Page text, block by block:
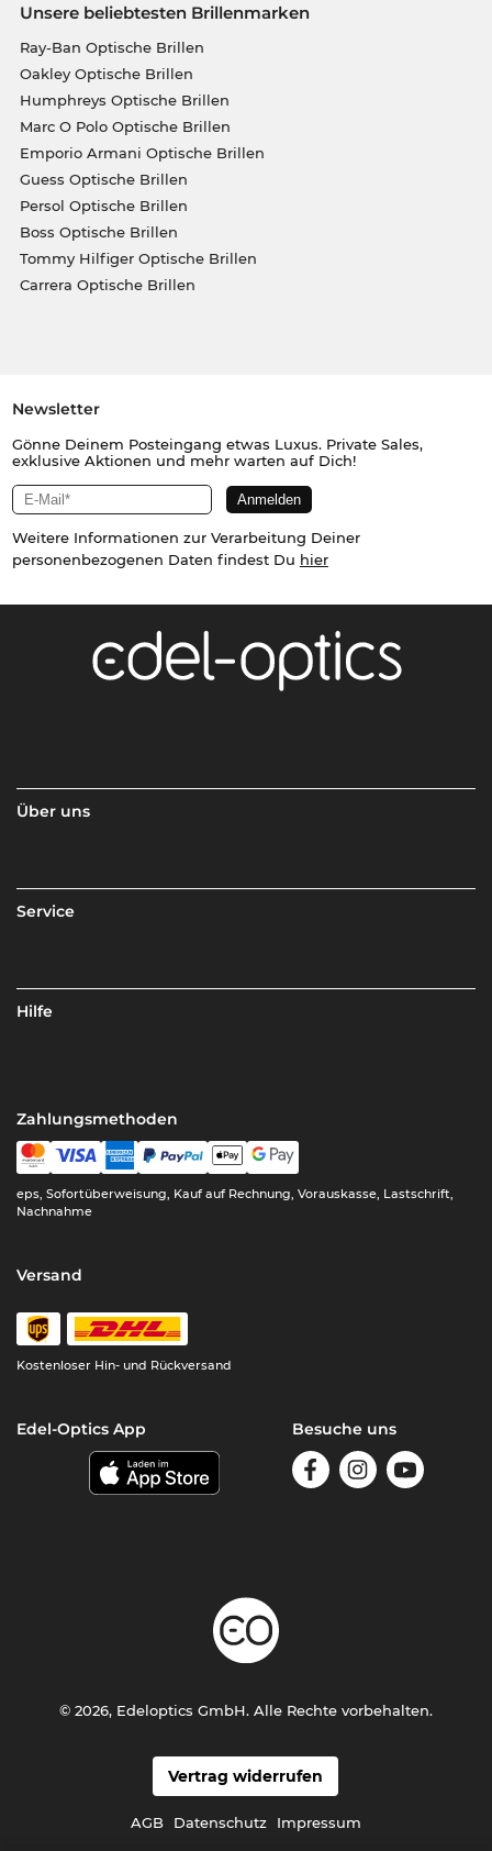
Unsere beliebtesten Brillenmarken
Ray-Ban Optische Brillen
Oakley Optische Brillen
Humphreys Optische Brillen
Marc O Polo Optische Brillen
Emporio Armani Optische Brillen
Guess Optische Brillen
Persol Optische Brillen
Boss Optische Brillen
Tommy Hilfiger Optische Brillen
Carrera Optische Brillen
Newsletter
Gönne Deinem Posteingang etwas Luxus. Private Sales,
exklusive Aktionen und mehr warten auf Dich!
Weitere Informationen zur Verarbeitung Deiner
personenbezogenen Daten findest Du hier
Über uns
Service
Hilfe
Zahlungsmethoden
eps, Sofortüberweisung, Kauf auf Rechnung, Vorauskasse, Lastschrift,
Nachnahme
Versand
Kostenloser Hin- und Rückversand
Edel-Optics App Besuche uns
Vertrag widerrufen
AGB Datenschutz Impressum
© 2026, Edeloptics GmbH. Alle Rechte vorbehalten.